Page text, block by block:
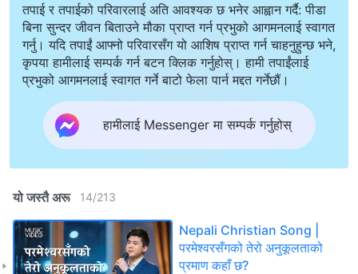
तपाई र तपाईको परिवारलाई अति आवश्यक छ भनेर आह्वान गर्दै: पीडा
बिना सुन्दर जीवन बिताउने मौका प्राप्त गर्न प्रभुको आगमनलाई स्वागत
गर्नु। यदि तपाईं आफ्नो परिवारसँग यो आशिष प्राप्त गर्न चाहनुहुन्छ भने,
कृपया हामीलाई सम्पर्क गर्न बटन क्लिक गर्नुहोस्। हामी तपाईंलाई
प्रभुको आगमनलाई स्वागत गर्ने बाटो फेला पार्न मद्दत गर्नेछौं।
हामीलाई Messenger मा सम्पर्क गर्नुहोस्
यो जस्तै अरू 14/213
Nepali Christian Song |
परमेश्‍वरसँगको तेरो अनुकूलताको
प्रमाण कहाँ छ?